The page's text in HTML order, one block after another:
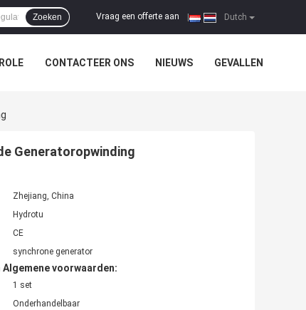
Dutch
Vraag een offerte aan
Zoeken
CONTACTEER ONS NIEUWS GEVALLEN
Generatoropwinding
Zhejiang, China
Hydrotu
CE
synchrone generator
Algemene voorwaarden:
1 set
Onderhandelbaar